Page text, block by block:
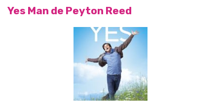
Yes Man de Peyton Reed